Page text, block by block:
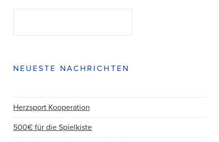
NEUESTE NACHRICHTEN
Herzsport Kooperation
500€ für die Spielkiste